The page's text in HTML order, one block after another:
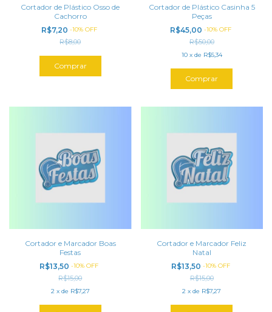
Cortador de Plástico Osso de
Cachorro
R$7,20 -10% OFF
R$8,00
Cortador de Plástico Casinha 5
Peças
R$45,00 -10% OFF
R$50,00
10 x de R$5,34
Cortador e Marcador Boas
Festas
R$13,50-10%OFF
R$15,00
2 x de R$7,27
Cortador e Marcador Feliz
Natal
R$13,50 -10% OFF
R$15,00
2 xde R$7,27